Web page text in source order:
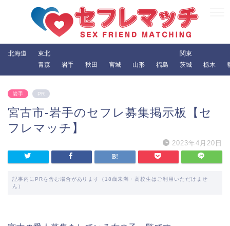
北海道
東北
青森
岩手 秋田 宮城 山形 福島
関東
茨城
栃木
岩手 PR
宮古市-岩手のセフレ募集掲示板【セ
フレマッチ】
2023年4月20日
記事内にPRを含む場合があります（18歳未満・高校生はご利用いただけませ
ん）